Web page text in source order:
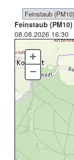
Feinstaub (PM10)
08.08.2026 16:30
+
–